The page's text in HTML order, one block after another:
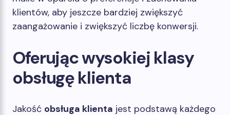
klientów, aby jeszcze bardziej zwiększyć
zaangażowanie i zwiększyć liczbę konwersji.
Oferując wysokiej klasy
obsługę klienta
Jakość obsługa klienta jest podstawą każdego